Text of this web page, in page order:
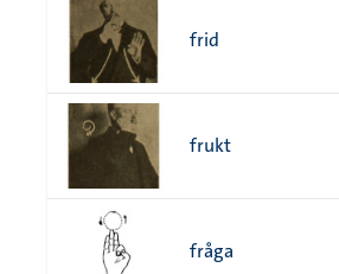
frid
frukt
fråga